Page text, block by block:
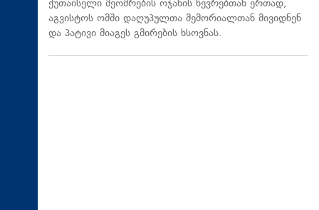
ქუთაისელი მეომრების ოჯახის წევრებთან ერთად,
აგვისტოს ომში დაღუპულთა მემორიალთან მივიდნენ
და პატივი მიაგეს გმირების ხსოვნას.